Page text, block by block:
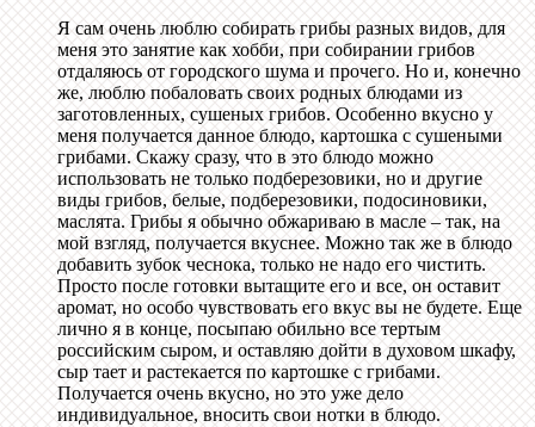
Я сам очень люблю собирать грибы разных видов, для
меня это занятие как хобби, при собирании грибов
отдаляюсь от городского шума и прочего. Но и, конечно
же, люблю побаловать своих родных блюдами из
заготовленных, сушеных грибов. Особенно вкусно у
меня получается данное блюдо, картошка с сушеными
грибами. Скажу сразу, что в это блюдо можно
использовать не только подберезовики, но и другие
виды грибов, белые, подберезовики, подосиновики,
маслята. Грибы я обычно обжариваю в масле – так, на
мой взгляд, получается вкуснее. Можно так же в блюдо
добавить зубок чеснока, только не надо его чистить.
Просто после готовки вытащите его и все, он оставит
аромат, но особо чувствовать его вкус вы не будете. Еще
лично я в конце, посыпаю обильно все тертым
российским сыром, и оставляю дойти в духовом шкафу,
сыр тает и растекается по картошке с грибами.
Получается очень вкусно, но это уже дело
индивидуальное, вносить свои нотки в блюдо.